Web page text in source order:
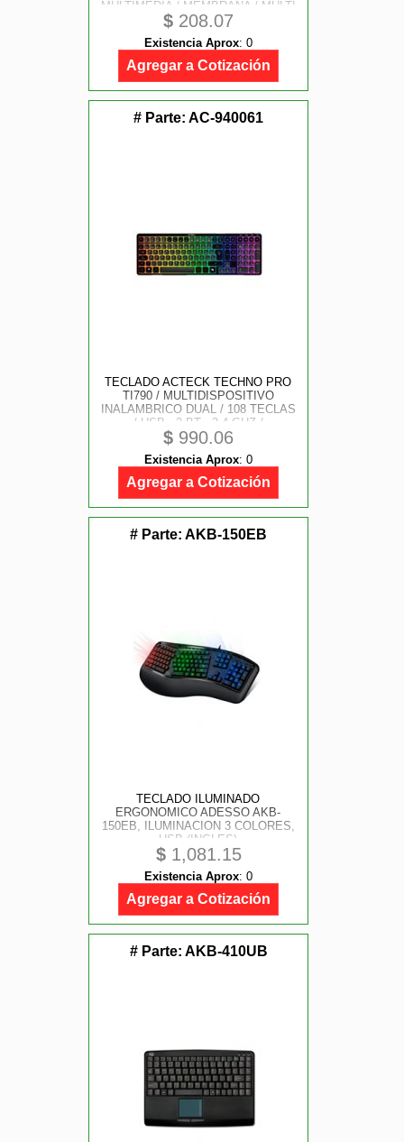
MULTIMEDIA / MEMBRANA / MULTI
LENGUAJE / 107 TECLAS / WIN
XP- 7- 8 -10 / ANTIGHOSTING /
NEGRO TRANSLUCIDO / AC-
939195
$ 208.07
Existencia Aprox: 0
Agregar a Cotización
# Parte: AC-940061
TECLADO ACTECK TECHNO PRO
TI790 / MULTIDISPOSITIVO
INALAMBRICO DUAL / 108 TECLAS
/ USB - 2 BT - 2.4 GHZ /
MECANICO / MULTIMEDIA /
ILUMINACION RGB /
RECARGABLE / WIN + MAC /
NEGRO / AC-940061
$ 990.06
Existencia Aprox: 0
Agregar a Cotización
# Parte: AKB-150EB
TECLADO ILUMINADO
ERGONOMICO ADESSO AKB-
150EB, ILUMINACION 3 COLORES,
USB (INGLES)
$1,081.15
Existencia Aprox: 0
Agregar a Cotización
# Parte: AKB-410UB